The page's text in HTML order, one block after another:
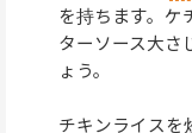
を持ちます。ケ
ターソース大さ
ょう。
チキンライスを